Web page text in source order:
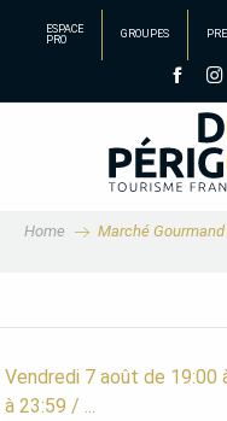
principal
ESPACE
PRO
GROUPES
Home Marché
Vendredi 7 août de 19:00
à 23:59 / ...